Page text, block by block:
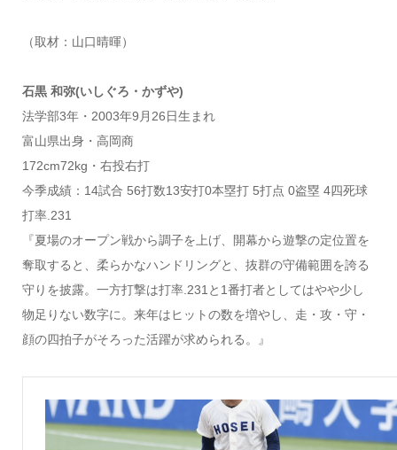
（取材：山口晴暉）
石黒 和弥(いしぐろ・かずや)
法学部3年・2003年9月26日生まれ
富山県出身・高岡商
172cm72kg・右投右打
今季成績：14試合 56打数13安打0本塁打 5打点 0盗塁 4四死球
打率.231
『夏場のオープン戦から調子を上げ、開幕から遊撃の定位置を
奪取すると、柔らかなハンドリングと、抜群の守備範囲を誇る
守りを披露。一方打撃は打率.231と1番打者としてはやや少し
物足りない数字に。来年はヒットの数を増やし、走・攻・守・
顔の四拍子がそろった活躍が求められる。』